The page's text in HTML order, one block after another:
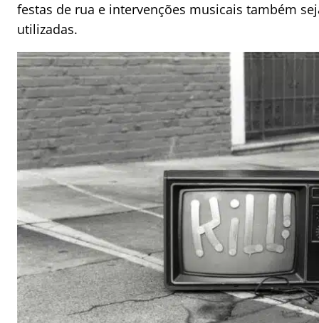
festas de rua e intervenções musicais também
utilizadas.